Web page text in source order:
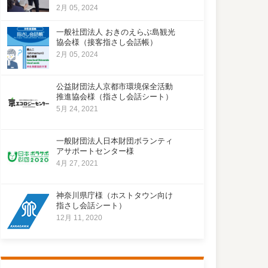
2月 05, 2024
一般社団法人 おきのえらぶ島観光
協会様（接客指さし会話帳）
2月 05, 2024
公益財団法人京都市環境保全活動
推進協会様（指さし会話シート）
5月 24, 2021
一般財団法人日本財団ボランティ
アサポートセンター様
4月 27, 2021
神奈川県庁様（ホストタウン向け
指さし会話シート）
12月 11, 2020